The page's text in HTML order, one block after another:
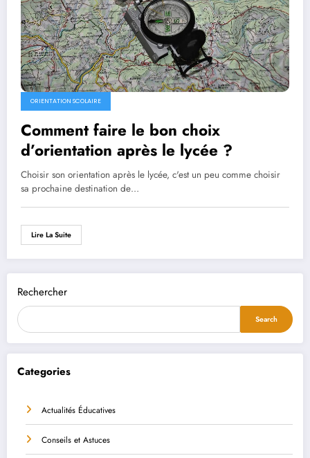
Rechercher
Search
Categories
Actualités Éducatives
Conseils et Astuces
ORIENTATION SCOLAIRE
Comment faire le bon choix
d’orientation après le lycée ?
Choisir son orientation après le lycée, c'est un peu comme choisir
sa prochaine destination de…
Lire La Suite